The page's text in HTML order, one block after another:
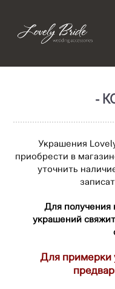
-
Украшения
приобрести в
уточнить
Для получения
украшений
Для примерки